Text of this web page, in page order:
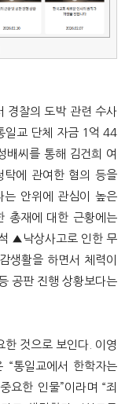
경찰의 도박 관련 수사
일교 단체 자금 1억 44
배씨를 통해 김건희 여
탁에 관여한 혐의 등을
는 안위에 관심이 높은
총재에 대한 근황에는
▲낙상사고로 인한 무
생활을 하면서 체력이
공판 진행 상황보다는
한 것으로 보인다. 이영
“통일교에서 한학자는
요한 인물”이라며 “죄